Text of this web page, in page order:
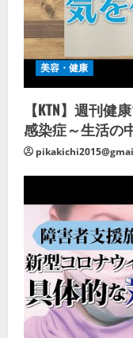
美容・健康
【KTN】週刊
感染症～生活の